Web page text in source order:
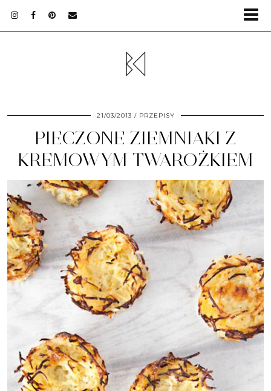
21/03/2013 PRZEPISY
PIECZONE ZIEMNIAKI Z
KREMOWYM TWAROŻKIEM